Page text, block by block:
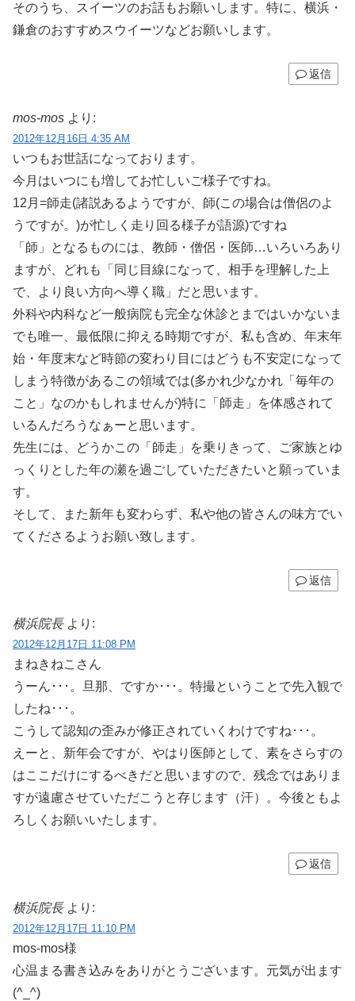
そのうち、スイーツのお話もお願いします。特に、横浜・
鎌倉のおすすめスウイーツなどお願いします。
返信
mos-mos より:
2012年12月16日 4:35 AM
いつもお世話になっております。
今月はいつにも増してお忙しいご様子ですね。
12月=師走(諸説あるようですが、師(この場合は僧侶のよ
うですが。)が忙しく走り回る様子が語源)ですね
「師」となるものには、教師・僧侶・医師…いろいろあり
ますが、どれも「同じ目線になって、相手を理解した上
で、より良い方向へ導く職」だと思います。
外科や内科など一般病院も完全な休診とまではいかないま
でも唯一、最低限に抑える時期ですが、私も含め、年末年
始・年度末など時節の変わり目にはどうも不安定になって
しまう特徴があるこの領域では(多かれ少なかれ「毎年の
こと」なのかもしれませんが)特に「師走」を体感されて
いるんだろうなぁーと思います。
先生には、どうかこの「師走」を乗りきって、ご家族とゆ
っくりとした年の瀬を過ごしていただきたいと願っていま
す。
そして、また新年も変わらず、私や他の皆さんの味方でい
てくださるようお願い致します。
返信
横浜院長 より:
2012年12月17日 11:08 PM
まねきねこさん
うーん･･･。旦那、ですか･･･。特撮ということで先入観で
したね･･･。
こうして認知の歪みが修正されていくわけですね･･･。
えーと、新年会ですが、やはり医師として、素をさらすの
はここだけにするべきだと思いますので、残念ではありま
すが遠慮させていただこうと存じます（汗）。今後ともよ
ろしくお願いいたします。
返信
横浜院長 より:
2012年12月17日 11:10 PM
mos-mos様
心温まる書き込みをありがとうございます。元気が出ます
(^_^)